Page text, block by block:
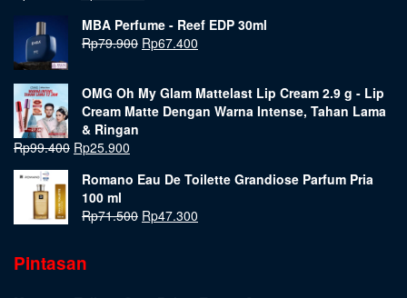
MBA Perfume - Reef EDP 30ml
Rp79.900 Rp67.400
OMG Oh My Glam Mattelast Lip Cream 2.9 g - Lip
Cream Matte Dengan Warna Intense, Tahan Lama
& Ringan
Rp99.400 Rp25.900
Romano Eau De Toilette Grandiose Parfum Pria
100 ml
Rp71.500 Rp47.300
Pintasan